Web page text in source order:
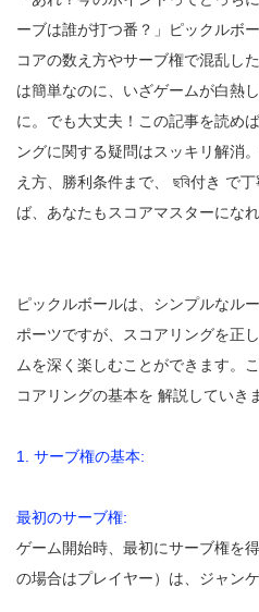
ーブは誰が打つ番？」ピックルボ
コアの数え方やサーブ権で混乱し
は簡単なのに、いざゲームが白熱
に。でも大丈夫！この記事を読め
ングに関する疑問はスッキリ解消
え方、勝利条件まで、 ছবি付き で
ば、あなたもスコアマスターにな
ピックルボールは、シンプルなル
ポーツですが、スコアリングを正
ムを深く楽しむことができます。
コアリングの基本を 解説していき
1. サーブ権の基本:
最初のサーブ権:
ゲーム開始時、最初にサーブ権を
の場合はプレイヤー）は、ジャン